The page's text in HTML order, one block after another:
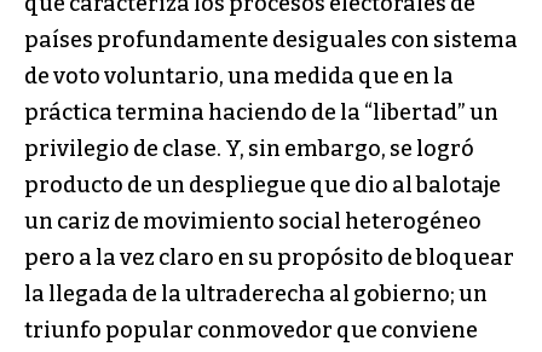
países profundamente desiguales con sistema
de voto voluntario, una medida que en la
práctica termina haciendo de la “libertad” un
privilegio de clase. Y, sin embargo, se logró
producto de un despliegue que dio al balotaje
un cariz de movimiento social heterogéneo
pero a la vez claro en su propósito de bloquear
la llegada de la ultraderecha al gobierno; un
triunfo popular conmovedor que conviene